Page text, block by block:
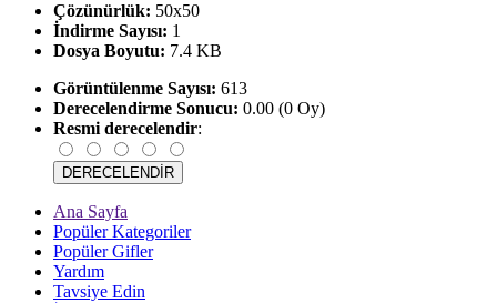
Çözünürlük: 50x50
İndirme Sayısı: 1
Dosya Boyutu: 7.4 KB
Görüntülenme Sayısı: 613
Derecelendirme Sonucu: 0.00 (0 Oy)
Resmi derecelendir:
Ana Sayfa
Popüler Kategoriler
Popüler Gifler
Yardım
Tavsiye Edin